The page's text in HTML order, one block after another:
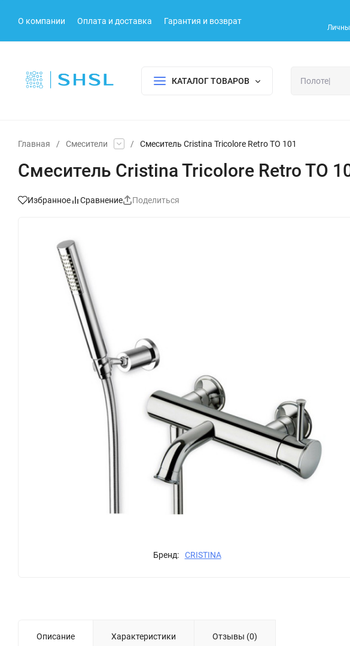
О компании Оплата и доставка Гарантия и возврат
КАТАЛОГ ТОВАРОВ
Главная / Смесители / Смеситель Cristina Tricolore Retro TO 101
Смеситель Cristina Tricolore Retro TO
Избранное Сравнение Поделиться
Бренд: CRISTINA
Описание Характеристики Отзывы (0)